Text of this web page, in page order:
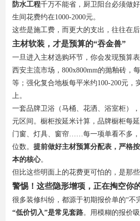
防水工程千万不能省，厨卫阳台必须做
生间花费约在1000-2000元。
这些是施工费，而更大的支出，往往在后
主材软装，才是预算的“吞金兽”
一旦进入主材选购环节，你会发现预算表
西安主流市场，800x800mm的抛釉砖，
等；强化复合地板每平米约100-200元，
上。
一套品牌卫浴（马桶、花洒、浴室柜），
元区间。橱柜按延米计算，品牌橱柜每
门窗、灯具、窗帘……每一项单看不多
位数。 提前做好主材预算分配表，严格
本的核心。
但比这些明面上的花费更可怕的，是那些
警惕！这些隐形增项，正在掏空你
很多装修纠纷，都源于初期报价单的“不
“低价切入”是常见套路。用模糊的报价